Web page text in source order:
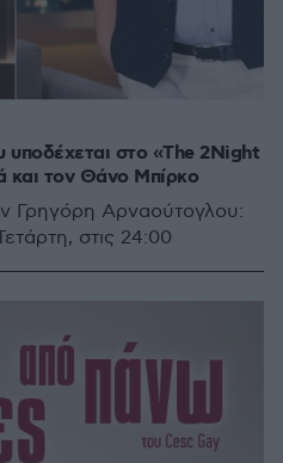
στο «The 2Night
και τον Θάνο Μπίρκο
Γρηγόρη Αρναούτογλου:
στις 24:00